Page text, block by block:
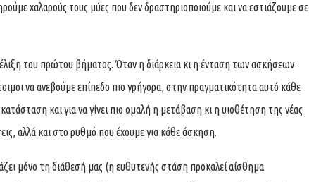
χαλαρούς τους μύες που δεν δραστηριοποιούμε και να εστιάζουμε σε
του πρώτου βήματος. Όταν η διάρκεια κι η ένταση των ασκήσεων
να ανεβούμε επίπεδο πιο γρήγορα, στην πραγματικότητα αυτό κάθε
και για να γίνει πιο ομαλή η μετάβαση κι η υιοθέτηση της νέας
αλλά και στο ρυθμό που έχουμε για κάθε άσκηση.
μόνο τη διάθεσή μας (η ευθυτενής στάση προκαλεί αίσθημα